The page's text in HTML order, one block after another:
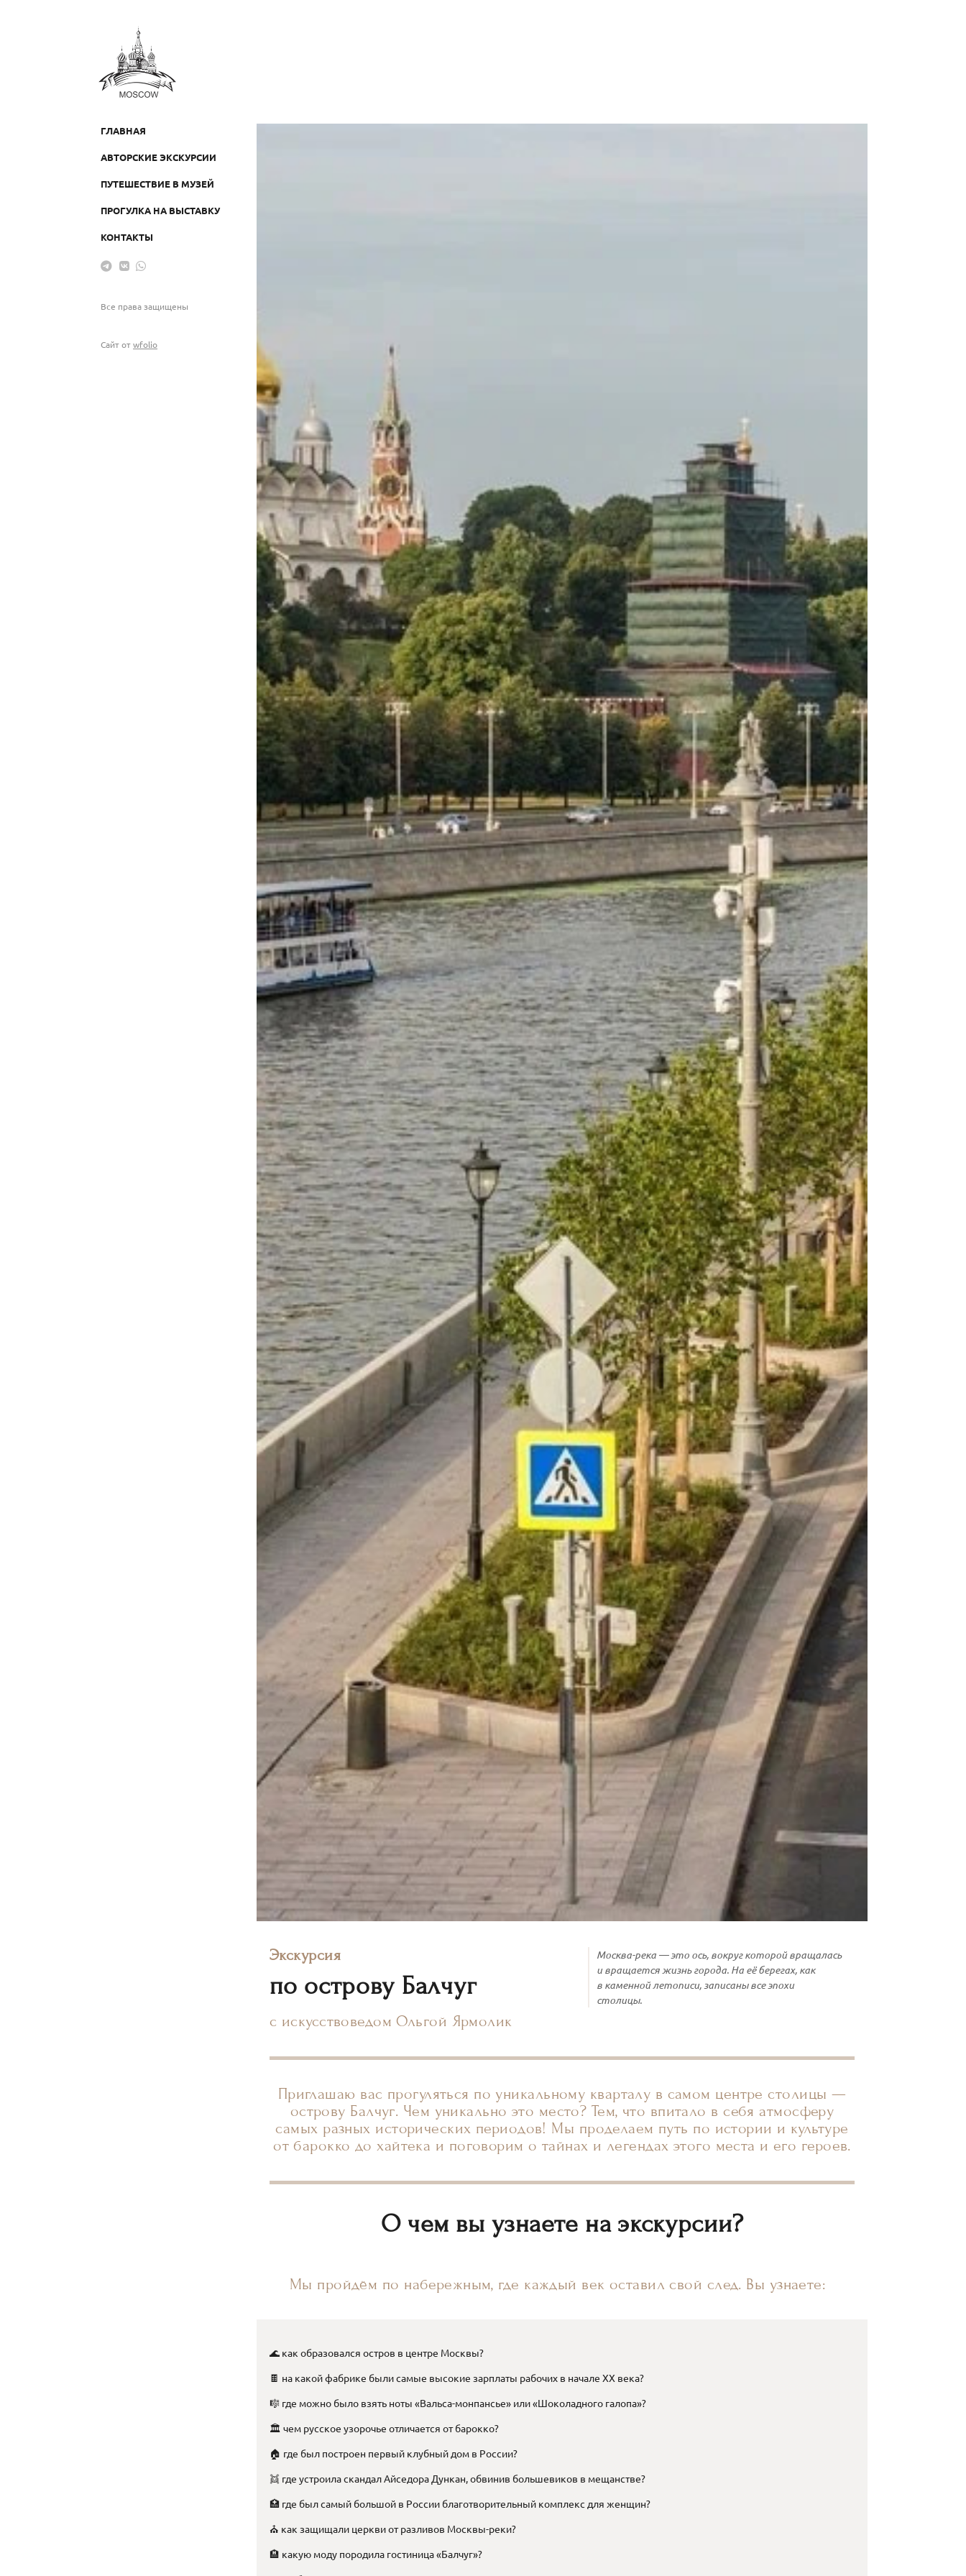
ГЛАВНАЯ
АВТОРСКИЕ ЭКСКУРСИИ
ПУТЕШЕСТВИЕ В МУЗЕЙ
ПРОГУЛКА НА ВЫСТАВКУ
КОНТАКТЫ
Все права защищены
Сайт отwfolio
Экскурсия
по острову Балчуг
с искусствоведом Ольгой Ярмолик
Москва-река — это ось, вокруг которой вращалась
и вращается жизнь города. На её берегах, как
в каменной летописи, записаны все эпохи
столицы.
Приглашаю вас прогуляться по уникальному кварталу в самом центре столицы —
острову Балчуг. Чем уникально это место? Тем, что впитало в себя атмосферу
самых разных исторических периодов! Мы проделаем путь по истории и культуре
от барокко до хайтека и поговорим о тайнах и легендах этого места и его героев.
О чем вы узнаете на экскурсии?
Мы пройдём по набережным, где каждый век оставил свой след. Вы узнаете:
🌊 как образовался остров в центре Москвы?
🍫 на какой фабрике были самые высокие зарплаты рабочих в начале XX века?
🎼 где можно было взять ноты «Вальса-монпансье» или «Шоколадного галопа»?
🏛️ чем русское узорочье отличается от барокко?
🏠 где был построен первый клубный дом в России?
👯 где устроила скандал Айседора Дункан, обвинив большевиков в мещанстве?
🏥 где был самый большой в России благотворительный комплекс для женщин?
⛪ как защищали церкви от разливов Москвы-реки?
🏨 какую моду породила гостиница «Балчуг»?